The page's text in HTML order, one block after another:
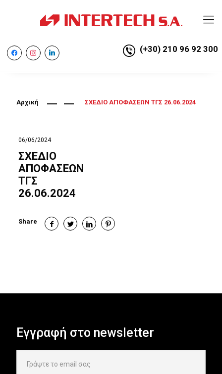
facebookinstagramlinkedin (+30) 210 96 92 300
Αρχική ΣΧΕΔΙΟ ΑΠΟΦΑΣΕΩΝ ΤΓΣ 26.06.2024
06/06/2024
ΣΧΕΔΙΟ
ΑΠΟΦΑΣΕΩΝ
ΤΓΣ
26.06.2024
Share
Εγγραφή στο newsletter